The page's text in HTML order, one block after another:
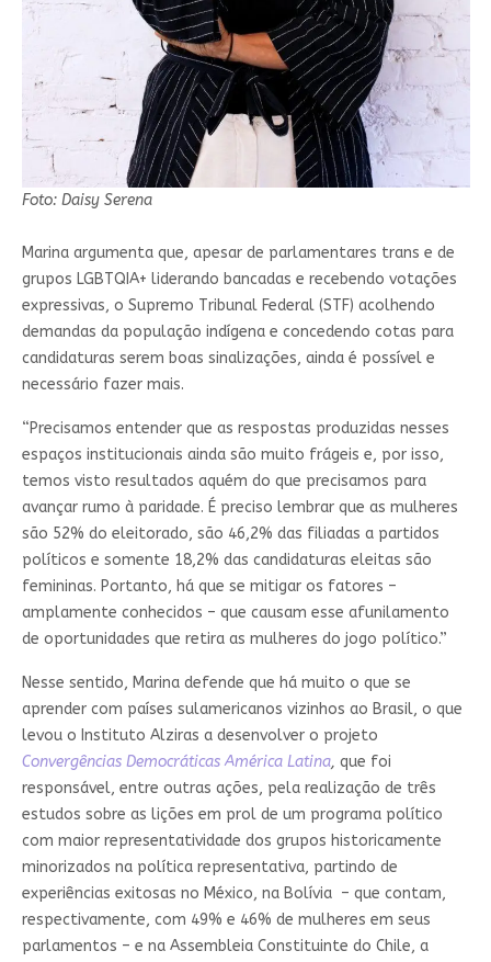
Foto: Daisy Serena
Marina argumenta que, apesar de parlamentares trans e de
grupos LGBTQIA+ liderando bancadas e recebendo votações
expressivas, o Supremo Tribunal Federal (STF) acolhendo
demandas da população indígena e concedendo cotas para
candidaturas serem boas sinalizações, ainda é possível e
necessário fazer mais.
“Precisamos entender que as respostas produzidas nesses
espaços institucionais ainda são muito frágeis e, por isso,
temos visto resultados aquém do que precisamos para
avançar rumo à paridade. É preciso lembrar que as mulheres
são 52% do eleitorado, são 46,2% das filiadas a partidos
políticos e somente 18,2% das candidaturas eleitas são
femininas. Portanto, há que se mitigar os fatores –
amplamente conhecidos – que causam esse afunilamento
de oportunidades que retira as mulheres do jogo político.”
Nesse sentido, Marina defende que há muito o que se
aprender com países sulamericanos vizinhos ao Brasil, o que
levou o Instituto Alziras a desenvolver o projeto
Convergências Democráticas América Latina, que foi
responsável, entre outras ações, pela realização de três
estudos sobre as lições em prol de um programa político
com maior representatividade dos grupos historicamente
minorizados na política representativa, partindo de
experiências exitosas no México, na Bolívia – que contam,
respectivamente, com 49% e 46% de mulheres em seus
parlamentos – e na Assembleia Constituinte do Chile, a